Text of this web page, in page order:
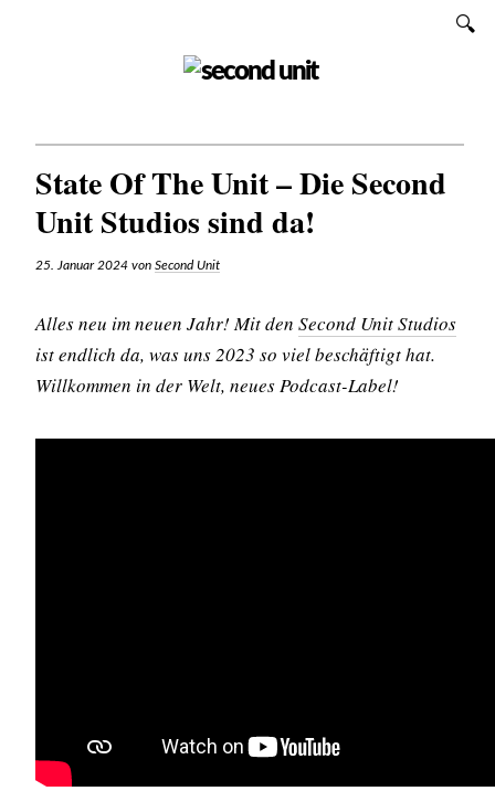
State Of The Unit – Die Second
Unit Studios sind da!
25. Januar 2024 von Second Unit
Alles neu im neuen Jahr! Mit den Second Unit Studios
ist endlich da, was uns 2023 so viel beschäftigt hat.
Willkommen in der Welt, neues Podcast-Label!